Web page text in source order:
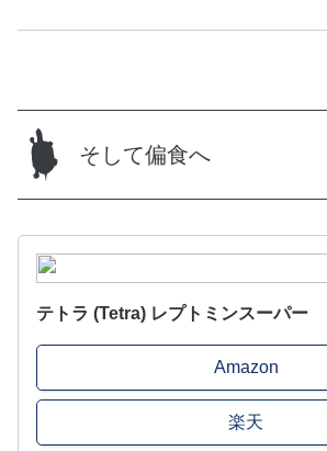
そして偏食へ
テトラ (Tetra) レプトミンスーパー
Amazon
楽天